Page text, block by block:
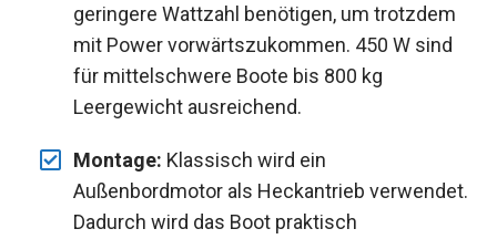
geringere Wattzahl benötigen, um trotzdem
mit Power vorwärtszukommen. 450 W sind
für mittelschwere Boote bis 800 kg
Leergewicht ausreichend.
Montage: Klassisch wird ein
Außenbordmotor als Heckantrieb verwendet.
Dadurch wird das Boot praktisch